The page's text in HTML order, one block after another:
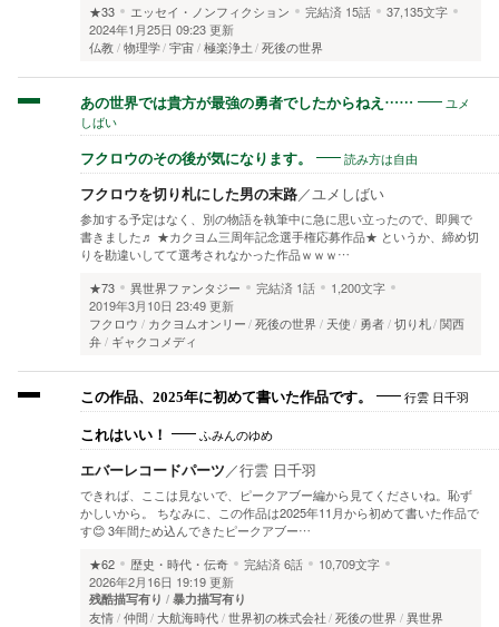
★33
エッセイ・ノンフィクション 完結済 15話
37,135文字
2024年1月25日 09:23 更新
仏教 物理学 宇宙 極楽浄土 死後の世界
あの世界では貴方が最強の勇者でしたからねえ……
ユメ
しばい
フクロウのその後が気になります。 読み方は自由
フクロウを切り札にした男の末路／ユメしばい
参加する予定はなく、別の物語を執筆中に急に思い立ったので、即興で
書きました♬ ★カクヨム三周年記念選手権応募作品★ というか、締め切
りを勘違いしてて選考されなかった作品ｗｗｗ…
★73
異世界ファンタジー 完結済 1話
1,200文字
2019年3月10日 23:49 更新
フクロウ
カクヨムオンリー 死後の世界 天使 勇者 切り札 関西
弁
ギャクコメディ
この作品、2025年に初めて書いた作品です。 行雲 日千羽
これはいい！ ふみんのゆめ
エバーレコードパーツ ／行雲 日千羽
できれば、ここは見ないで、ピークアブー編から見てくださいね。恥ず
かしいから。 ちなみに、この作品は2025年11月から初めて書いた作品で
す😊 3年間ため込んできたピークアブー…
★62
歴史・時代・伝奇 完結済6話
10,709文字
2026年2月16日 19:19 更新
残酷描写有り 暴力描写有り
友情 仲間 大航海時代 世界初の株式会社 死後の世界 異世界